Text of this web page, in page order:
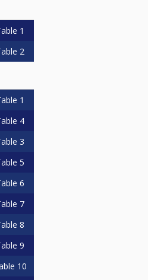
3
bis
1
2
1
4
3
5
6
7
8
9
10